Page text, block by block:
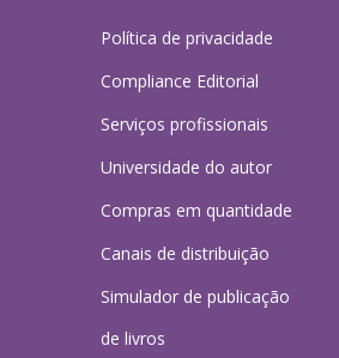
Política de privacidade
Compliance Editorial
Serviços profissionais
Universidade do autor
Compras em quantidade
Canais de distribuição
Simulador de publicação
de livros